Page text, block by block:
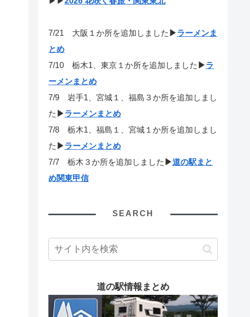
7/21 大阪１か所を追加しました ▶ラーメンま
とめ
7/10 栃木1、東京１か所を追加しました ▶ラ
ーメンまとめ
7/9 岩手1、宮城１、福島３か所を追加しまし
た ▶ラーメンまとめ
7/8 栃木1、福島１、宮城１か所を追加しまし
た ▶ラーメンまとめ
7/7 栃木３か所を追加しました ▶道の駅まと
め関東甲信
SEARCH
道の駅情報まとめ